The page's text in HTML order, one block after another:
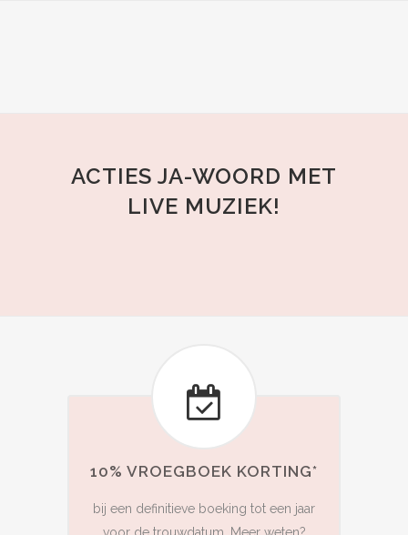
ACTIES JA-WOORD MET
LIVE MUZIEK!
10% VROEGBOEK KORTING*
bij een definitieve boeking tot een jaar
voor de trouwdatum. Meer weten?